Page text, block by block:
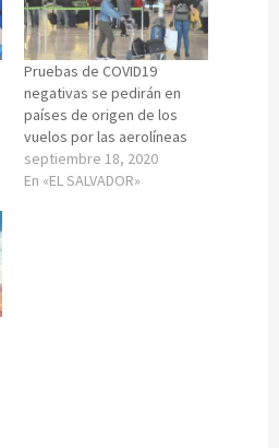
Pruebas de COVID19
negativas se pedirán en
países de origen de los
vuelos por las aerolíneas
septiembre 18, 2020
En «EL SALVADOR»